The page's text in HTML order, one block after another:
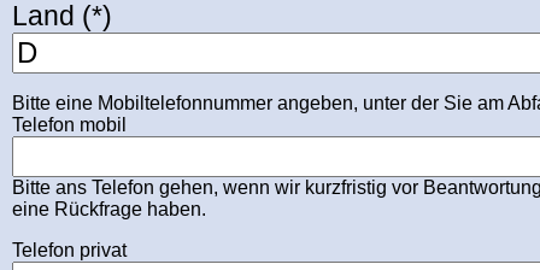
Land (*)
Bitte eine Mobiltelefonnummer angeben, unter der Sie am
Telefon mobil
Bitte ans Telefon gehen, wenn wir kurzfristig vor
eine Rückfrage haben.
Telefon privat